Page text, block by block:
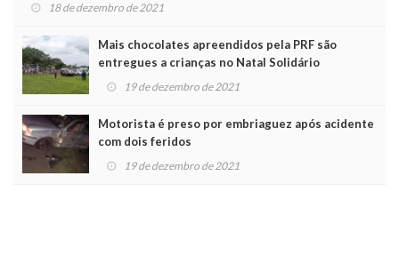
18 de dezembro de 2021
Mais chocolates apreendidos pela PRF são
entregues a crianças no Natal Solidário
19 de dezembro de 2021
Motorista é preso por embriaguez após acidente
com dois feridos
19 de dezembro de 2021